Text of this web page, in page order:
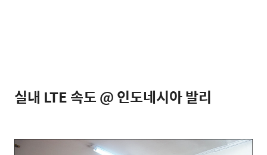
실내 LTE 속도 @ 인도네시아 발리